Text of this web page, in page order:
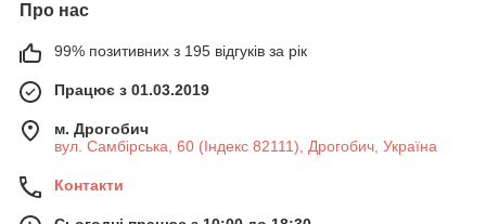
Про нас
99% позитивних з 195 відгуків за рік
Працює з 01.03.2019
м. Дрогобич
вул. Самбірська, 60 (Індекс 82111), Дрогобич, Україна
Контакти